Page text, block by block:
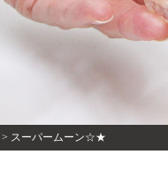
> スーパームーン☆★